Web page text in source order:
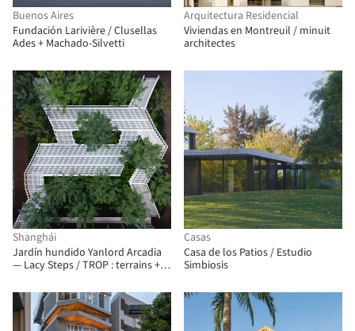
Buenos Aires
Fundación Larivière / Clusellas
Ades + Machado-Silvetti
Arquitectura Residencial
Viviendas en Montreuil / minuit
architectes
Shanghái
Jardín hundido Yanlord Arcadia
— Lacy Steps / TROP : terrains +
Casas
Casa de los Patios / Estudio
Simbiosis